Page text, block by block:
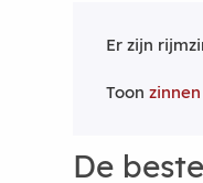
Er zijn
Toon
De